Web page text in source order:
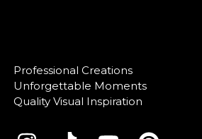
Professional Creations
Unforgettable Moments
Quality Visual Inspiration